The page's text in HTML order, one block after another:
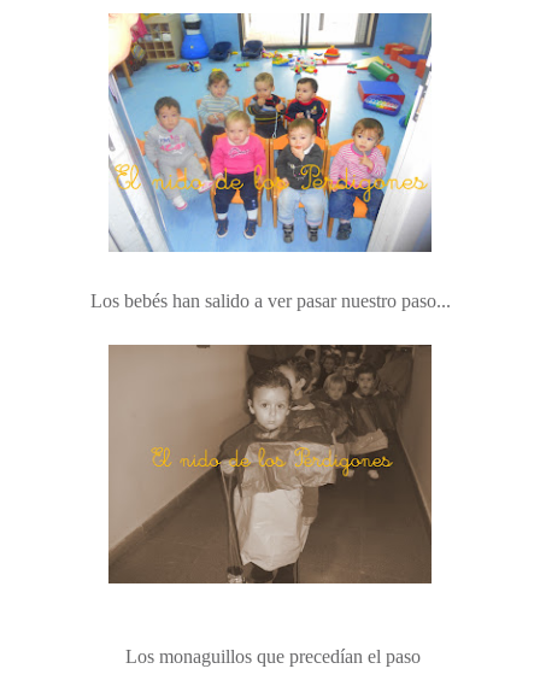
Los bebés han salido a ver pasar nuestro paso...
Los monaguillos que precedían el paso